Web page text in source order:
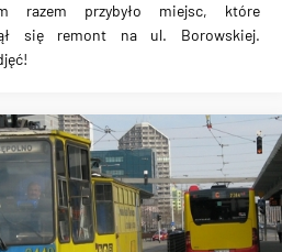
razem przybyło miejsc, które
się remont na ul. Borowskiej.